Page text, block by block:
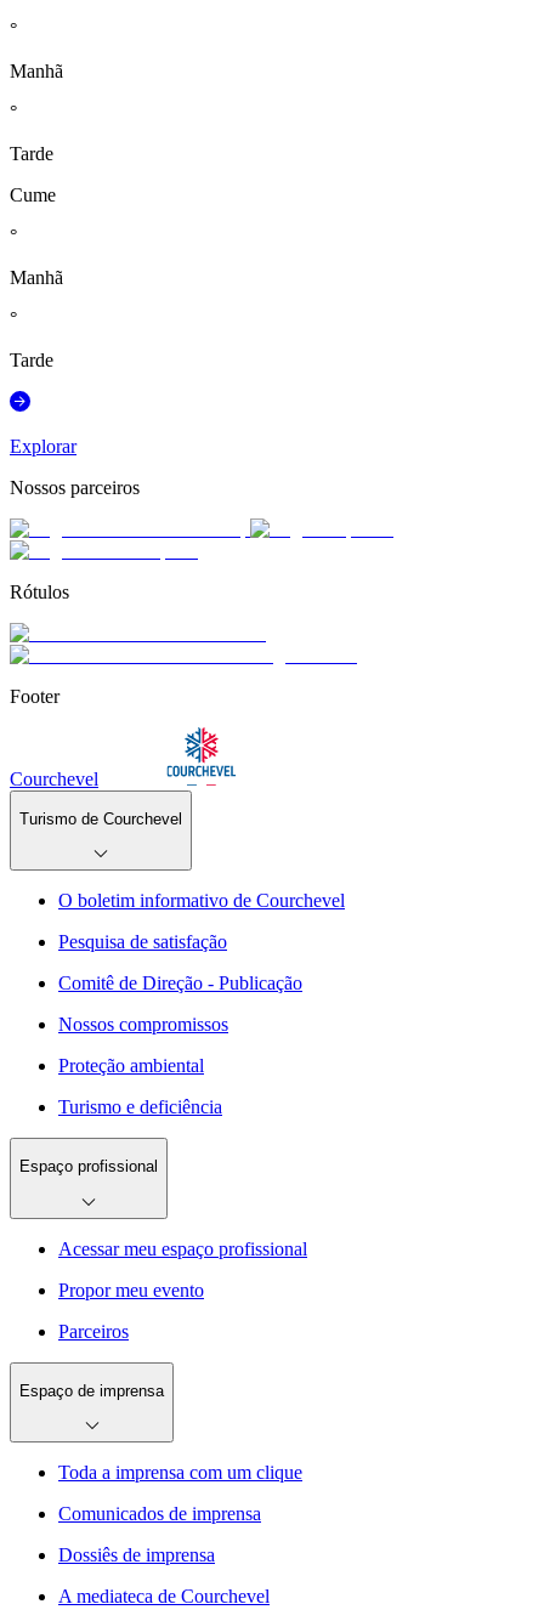
°
Manhã
°
Tarde
Cume
°
Manhã
°
Tarde
Explorar
Nossos parceiros
Rótulos
Footer
Courchevel
Turismo de Courchevel
O boletim informativo de Courchevel
Pesquisa de satisfação
Comitê de Direção - Publicação
Nossos compromissos
Proteção ambiental
Turismo e deficiência
Espaço profissional
Acessar meu espaço profissional
Propor meu evento
Parceiros
Espaço de imprensa
Toda a imprensa com um clique
Comunicados de imprensa
Dossiês de imprensa
A mediateca de Courchevel